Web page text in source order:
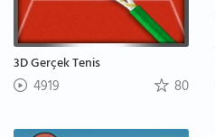
3D Gerçek Tenis
4919 80